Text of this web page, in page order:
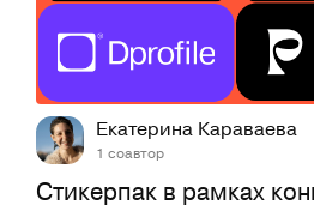
Екатерина Караваева
1 соавтор